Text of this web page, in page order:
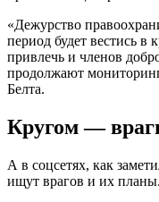
«Дежурство
период будет вестись в
привлечь и членов
продолжают
Белта.
Кругом —
А в соцсетях, как
ищут врагов и их планы.